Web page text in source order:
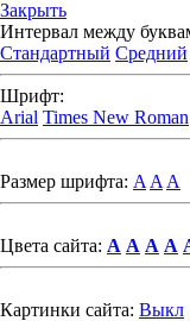
Закрыть
Интервал между
Стандартный Средний
Шрифт:
Arial Times New Roman
Размер шрифта: A A A
Цвета сайта: A A A A
Картинки сайта: Выкл